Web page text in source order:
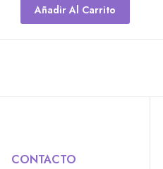
Añadir Al Carrito
CONTACTO